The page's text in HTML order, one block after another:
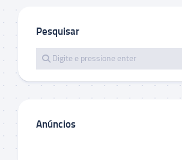
Pesquisar
Anúncios